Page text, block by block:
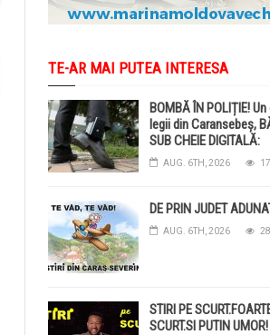
TE-AR MAI PUTEA INTERESA
BOMBĂ ÎN POLIȚIE!
legii din Caransebeș,
SUB CHEIE DIGITALĂ:
Judecătorii i-au pus
ELECTRONICĂ la picior!
AUG. 6TH, 2026
DE PRIN JUDET
AUG. 6TH, 2026
STIRI PE
SCURT.SI PUTIN UMOR!